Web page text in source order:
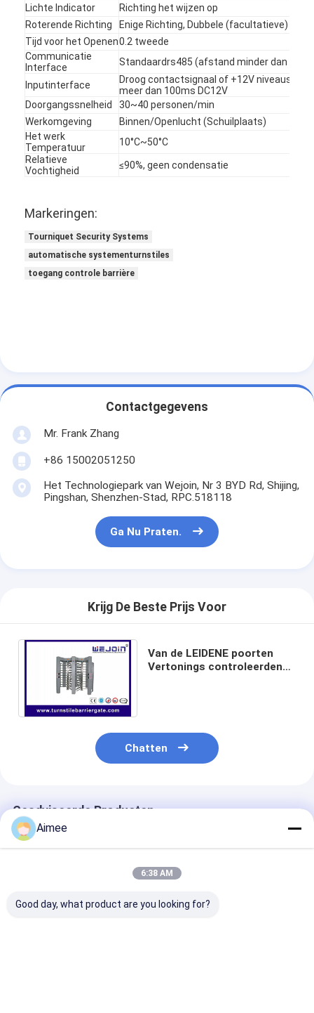
Producten
Video's
Over ons
Fabriekstocht
Kwaliteitscontrole
Nieuws
Gevallen
Ga Nu Praten.
de poort van de parkeerterreinbarrière
Statief tourniquet Gate
Advertentiebelemmering
De Poort van de de niet-lentebarrière
Klep barrière Gate
Swing barrière Gate
Full Height tourniquet
Sliding Gate Motor
parkeerplaats slot
Lichte Indicator
Richting het wijzen op
Roterende Richting
Enige Richting, Dubbele (facultatieve)
Tijd voor het Openen0.2 tweede
Communicatie
Interface
Standaardrs485 (afstand minder dan
Inputinterface
Droog contactsignaal of +12V
meer dan 100ms DC12V
Doorgangssnelheid
30~40 personen/min
Werkomgeving
Binnen/Openlucht (Schuilplaats)
Het werk
Temperatuur
10°C~50°C
Relatieve
Vochtigheid
≤90%, geen condensatie
Markeringen:
Tourniquet Security Systems
automatische systementurnstiles
toegang controle barrière
Contactgegevens
Mr. Frank Zhang
+86 15002051250
Het Technologiepark van Wejoin, Nr 3 BYD Rd, Shijing,
Pingshan, Shenzhen-Stad, RPC.518118
Ga Nu Praten.
Krijg De Beste Prijs Voor
Van de LEIDENE poorten
Vertonings controleerden
Chatten
Geadviseerde Producten
Aimee
6:38 AM
Good day, what product are you looking for?